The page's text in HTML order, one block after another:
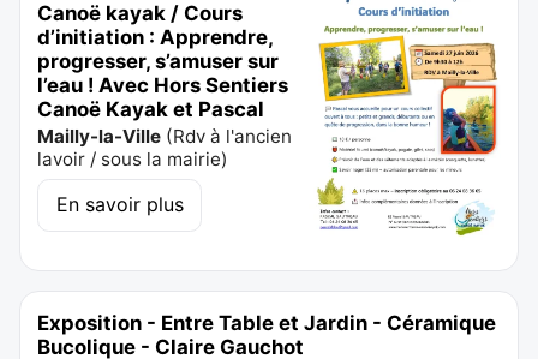
Canoë kayak / Cours
d’initiation : Apprendre,
progresser, s’amuser sur
l’eau ! Avec Hors Sentiers
Canoë Kayak et Pascal
Mailly-la-Ville (Rdv à l'ancien
lavoir / sous la mairie)
En savoir plus
Exposition - Entre Table et Jardin - Céramique
Bucolique - Claire Gauchot